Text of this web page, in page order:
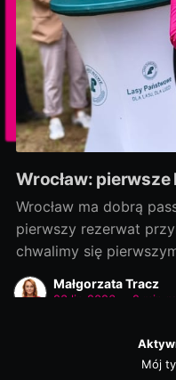
Wrocław: pierwsze
Wrocław ma dobrą
pierwszy rezerwat
chwalimy się
Rozmowy zaczęliśmy
dowozimy jako pierwsi! Było to możliwe, bo nie
otwarte na dialog i
Małgorzata Tracz
23 lip 2026 2 min
Mój